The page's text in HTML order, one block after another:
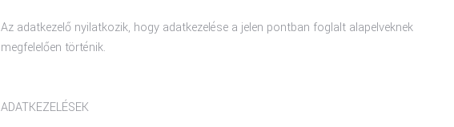
Az adatkezelő nyilatkozik, hogy adatkezelése a jelen pontban foglalt alapelveknek
megfelelően történik.
ADATKEZELÉSEK